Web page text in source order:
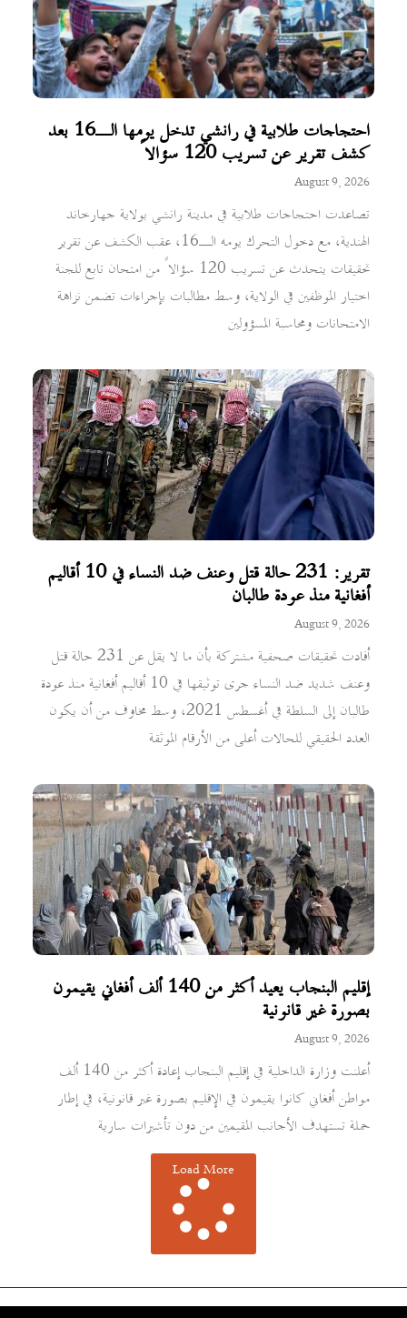
احتجاجات طلابية في رانشي تدخل يومها الـ16 بعد
كشف تقرير عن تسريب 120 سؤالاً
August 9, 2026
تصاعدت احتجاجات طلابية في مدينة رانشي بولاية جهارخاند
الهندية، مع دخول التحرك يومه الـ16، عقب الكشف عن تقرير
تحقيقات يتحدث عن تسريب 120 سؤالاً من امتحان تابع للجنة
اختيار الموظفين في الولاية، وسط مطالبات بإجراءات تضمن نزاهة
الامتحانات ومحاسبة المسؤولين
تقرير: 231 حالة قتل وعنف ضد النساء في 10 أقاليم
أفغانية منذ عودة طالبان
August 9, 2026
أفادت تحقيقات صحفية مشتركة بأن ما لا يقل عن 231 حالة قتل
وعنف شديد ضد النساء جرى توثيقها في 10 أقاليم أفغانية منذ عودة
طالبان إلى السلطة في أغسطس 2021، وسط مخاوف من أن يكون
العدد الحقيقي للحالات أعلى من الأرقام الموثقة
إقليم البنجاب يعيد أكثر من 140 ألف أفغاني يقيمون
بصورة غير قانونية
August 9, 2026
أعلنت وزارة الداخلية في إقليم البنجاب إعادة أكثر من 140 ألف
مواطن أفغاني كانوا يقيمون في الإقليم بصورة غير قانونية، في إطار
حملة تستهدف الأجانب المقيمين من دون تأشيرات سارية
Load More